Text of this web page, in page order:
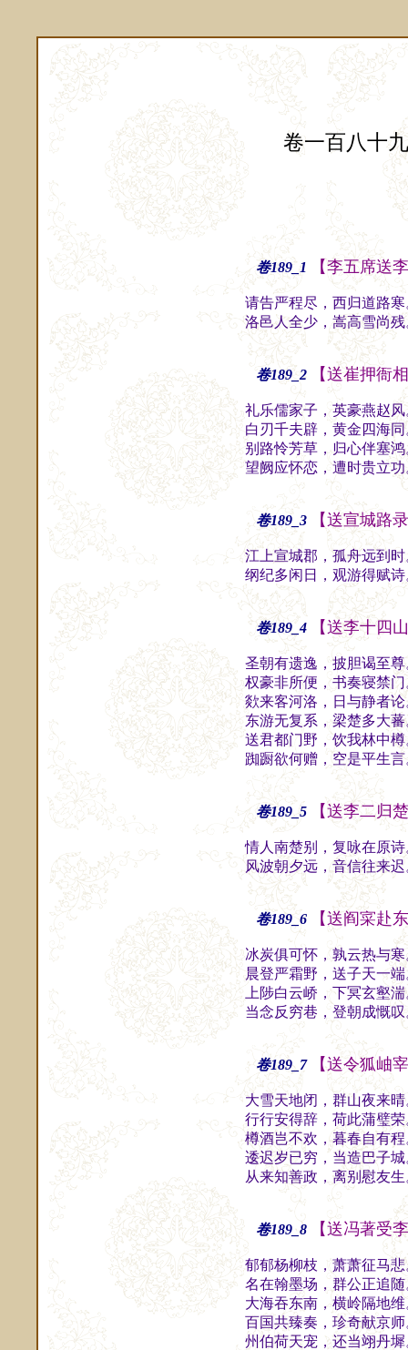
卷一百八十九
卷189_1 【李五席送
请告严程尽，西归道路
洛邑人全少，嵩高雪尚
卷189_2 【送崔押衙
礼乐儒家子，英豪燕赵
白刃千夫辟，黄金四海
别路怜芳草，归心伴塞
望阙应怀恋，遭时贵立
卷189_3 【送宣城路
江上宣城郡，孤舟远到
纲纪多闲日，观游得赋
卷189_4 【送李十四
圣朝有遗逸，披胆谒至
权豪非所便，书奏寝禁
欻来客河洛，日与静者
东游无复系，梁楚多大
送君都门野，饮我林中
踟蹰欲何赠，空是平生言
卷189_5 【送李二归
情人南楚别，复咏在原
风波朝夕远，音信往来
卷189_6 【送阎寀赴
冰炭俱可怀，孰云热与
晨登严霜野，送子天一
上陟白云峤，下冥玄壑
当念反穷巷，登朝成慨叹
卷189_7 【送令狐岫
大雪天地闭，群山夜来
行行安得辞，荷此蒲璧
樽酒岂不欢，暮春自有
逶迟岁已穷，当造巴子
从来知善政，离别慰友生
卷189_8 【送冯著受
郁郁杨柳枝，萧萧征马
名在翰墨场，群公正追
大海吞东南，横岭隔地
百国共臻奏，珍奇献京
州伯荷天宠，还当翊丹